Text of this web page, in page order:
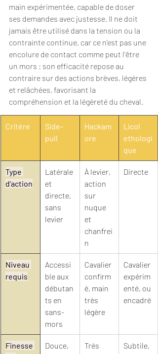
main expérimentée, capable de doser
ses demandes avec justesse. Il ne doit
jamais être utilisé dans la tension ou la
contrainte continue, car ce n’est pas une
encolure de contact comme peut l’être
un mors : son efficacité repose au
contraire sur des actions brèves, légères
et relâchées, favorisant la
compréhension et la légèreté du cheval.
Critère
Side-
pull
Hackam
ore
Licol
ethologi
que
Type
d'action
Latérale
et
directe,
sans
levier
À levier,
action
sur
nuque
et
chanfrei
n
Directe
Niveau
requis
Accessi
ble aux
débutan
ts en
sans-
mors
Cavalier
confirm
é, main
très
légère
Cavalier
expérim
enté, ou
encadré
Finesse
Douce,
Très
Subtile,